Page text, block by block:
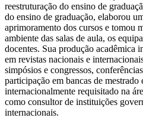
reestruturação do ensino de
do ensino de graduação, elaborou
aprimoramento dos cursos e tomou
ambiente das salas de aula, os
docentes. Sua produção acadêmica
em revistas nacionais e
simpósios e congressos,
participação em bancas de
internacionalmente requisitado na
como consultor de instituições
internacionais.